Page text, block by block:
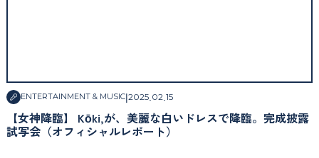
ENTERTAINMENT & MUSIC|2025. 02. 15
【女神降臨】 Kōki,が、美麗な白いドレスで降臨。完成披露
試写会（オフィシャルレポート）